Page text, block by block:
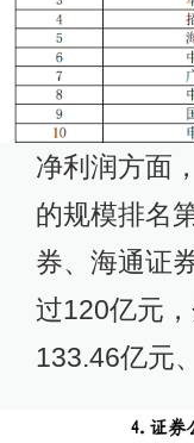
净利润方面
的规模排名
券、海通证
过120亿元
133.46亿元